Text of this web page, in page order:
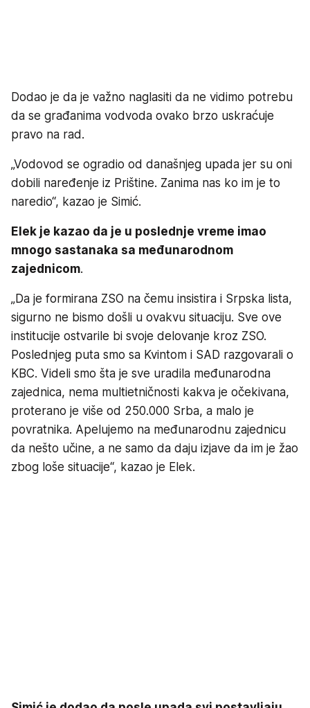
Dodao je da je važno naglasiti da ne vidimo potrebu
da se građanima vodvoda ovako brzo uskraćuje
pravo na rad.
„Vodovod se ogradio od današnjeg upada jer su oni
dobili naređenje iz Prištine. Zanima nas ko im je to
naredio“, kazao je Simić.
Elek je kazao da je u poslednje vreme imao
mnogo sastanaka sa međunarodnom
zajednicom.
„Da je formirana ZSO na čemu insistira i Srpska lista,
sigurno ne bismo došli u ovakvu situaciju. Sve ove
institucije ostvarile bi svoje delovanje kroz ZSO.
Poslednjeg puta smo sa Kvintom i SAD razgovarali o
KBC. Videli smo šta je sve uradila međunarodna
zajednica, nema multietničnosti kakva je očekivana,
proterano je više od 250.000 Srba, a malo je
povratnika. Apelujemo na međunarodnu zajednicu
da nešto učine, a ne samo da daju izjave da im je žao
zbog loše situacije“, kazao je Elek.